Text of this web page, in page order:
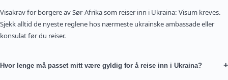
Visakrav for borgere av Sør-Afrika som reiser inn i Ukraina: Visum kreves.
Sjekk alltid de nyeste reglene hos nærmeste ukrainske ambassade eller
konsulat før du reiser.
Hvor lenge må passet mitt være gyldig for å reise inn i Ukraina? +